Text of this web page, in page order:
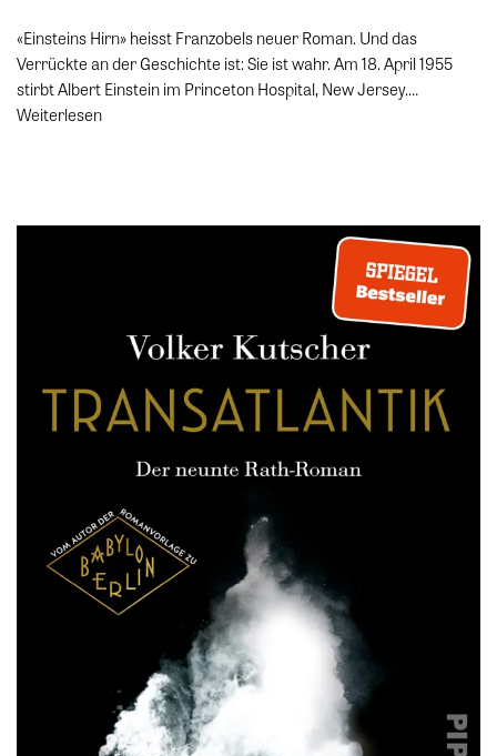
«Einsteins Hirn» heisst Franzobels neuer Roman. Und das
Verrückte an der Geschichte ist: Sie ist wahr. Am 18. April 1955
stirbt Albert Einstein im Princeton Hospital, New Jersey.…
Weiterlesen